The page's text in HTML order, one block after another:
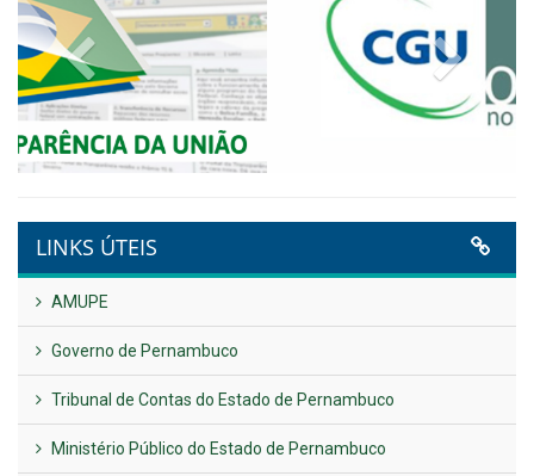
NOTA DE PESAR E LUTO OFICIAL
Publicado em: 9 de junho de 2026
Plano Diretor – 2026
Publicado em: 14 de maio de 2026
VER TODAS NOTÍCIAS
UTILIDADE PÚBLICA
Previous